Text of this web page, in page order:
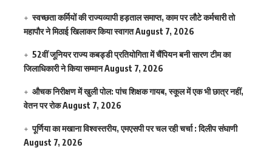
स्वच्छता कर्मियों की राज्यव्यापी हड़ताल समाप्त, काम पर लौटे कर्मचारी तो
महापौर ने मिठाई खिलाकर किया स्वागतAugust 7, 2026
52वीं जूनियर राज्य कबड्डी प्रतियोगिता में चैंपियन बनी सारण टीम का
जिलाधिकारी ने किया सम्मानAugust 7, 2026
औचक निरीक्षण में खुली पोल: पांच शिक्षक गायब, स्कूल में एक भी छात्र नहीं,
वेतन पर रोकAugust 7, 2026
पूर्णिया का मखाना विश्वस्तरीय, एमएसपी पर चल रही चर्चा : दिलीप संघाणी
August 7, 2026